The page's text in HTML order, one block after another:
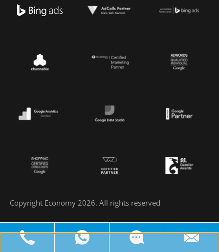
Copyright Economy 2026. All rights reserved